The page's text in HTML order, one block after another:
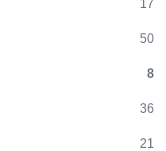
17
50
8
36
21